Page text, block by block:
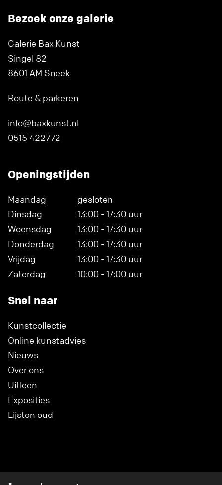
Bezoek onze galerie
Galerie Bax Kunst
Singel 82
8601 AM Sneek
Route & parkeren
info@baxkunst.nl
0515 422772
Openingstijden
Maandag
gesloten
Dinsdag
13:00 - 17:30 uur
Woensdag
13:00 - 17:30 uur
Donderdag
13:00 - 17:30 uur
Vrijdag
13:00 - 17:30 uur
Zaterdag
10:00 - 17:00 uur
Snel naar
Kunstcollectie
Online kunstadvies
Nieuws
Over ons
Uitleen
Exposities
Lijsten oud